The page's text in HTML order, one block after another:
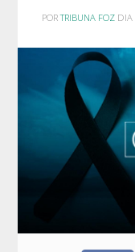
PORTRIBUNA FOZ DIA